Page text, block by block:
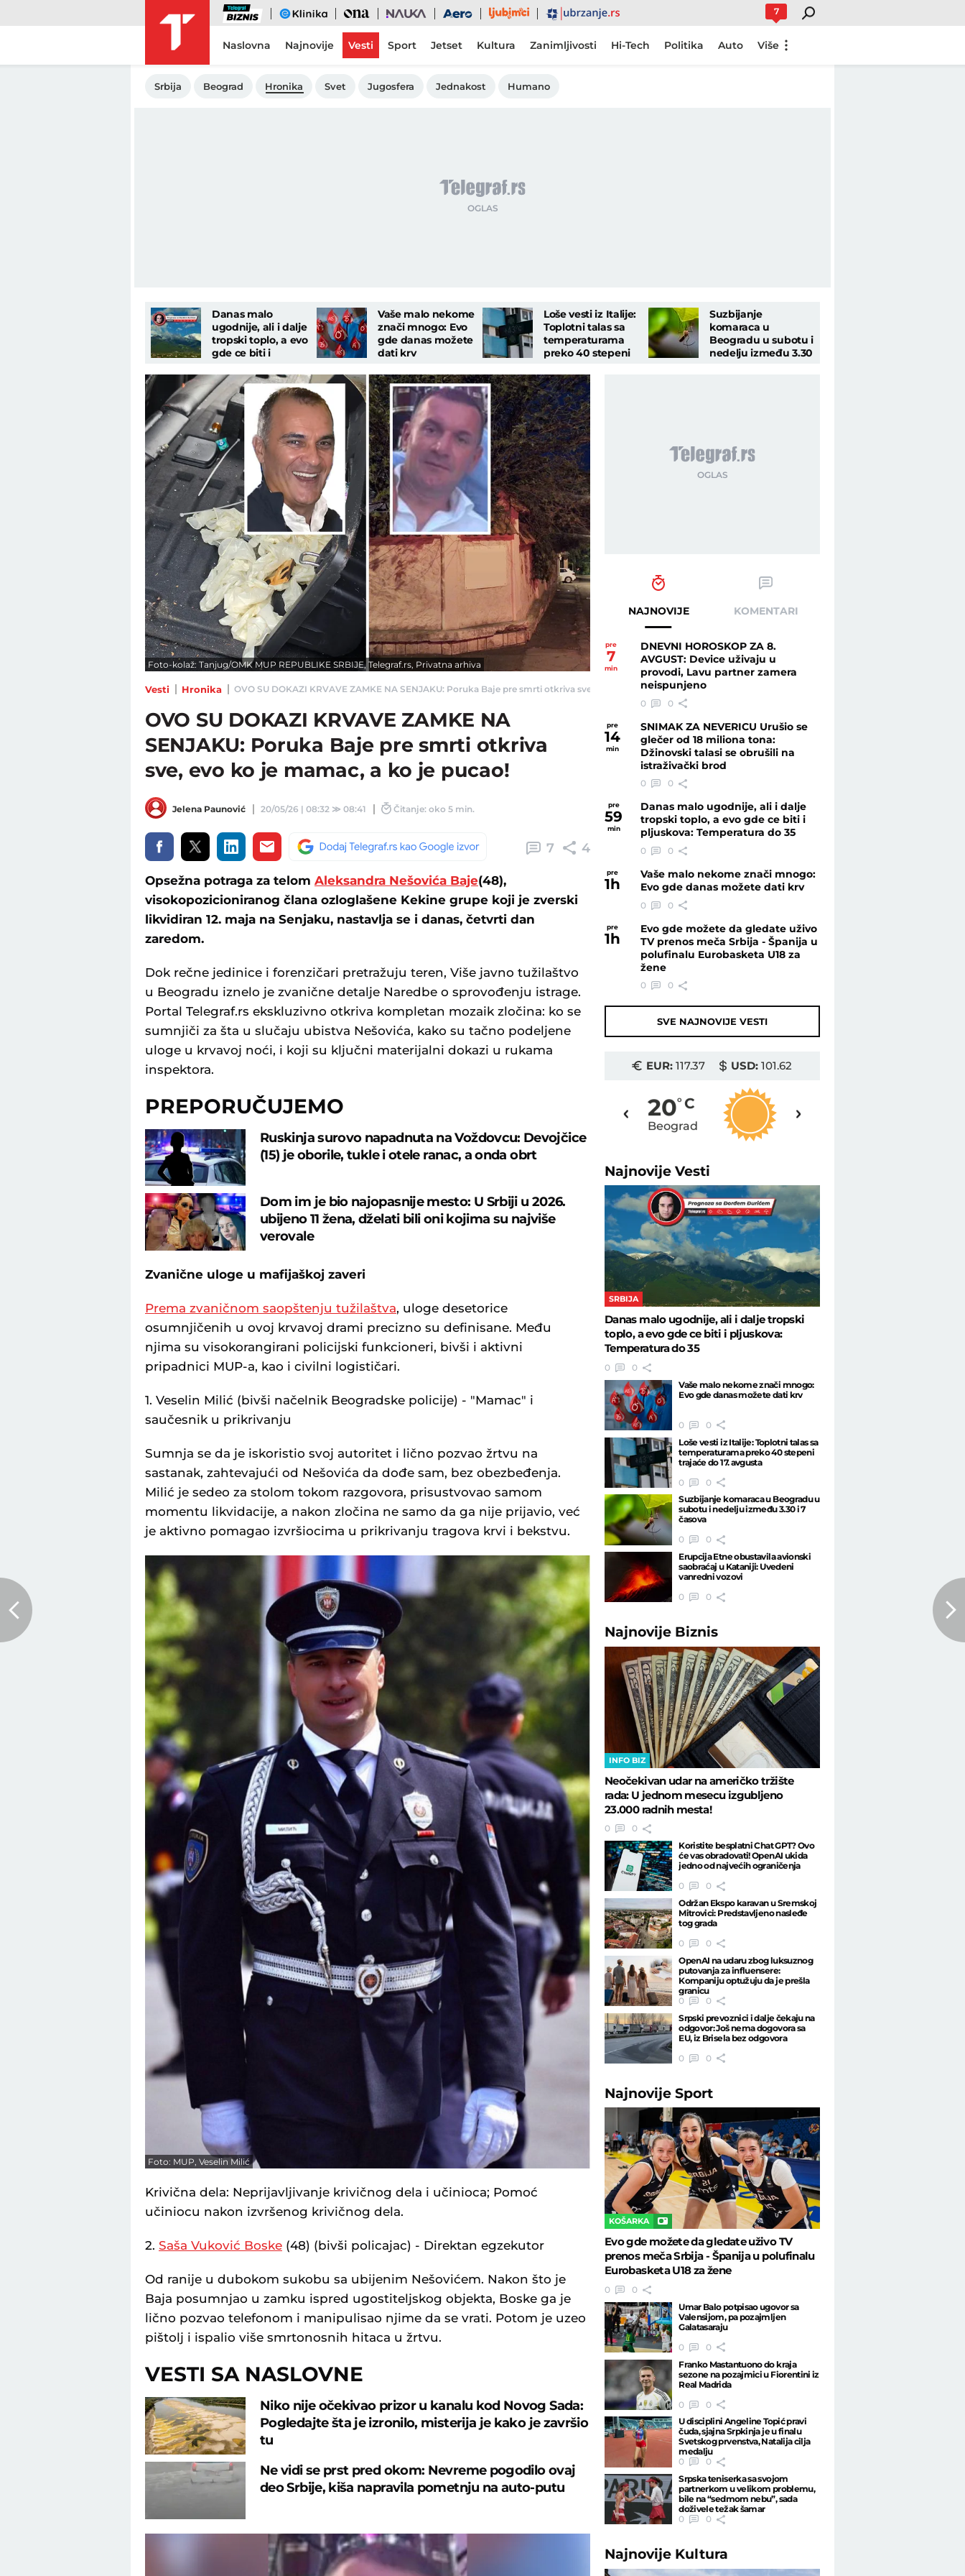
Biznis eKlinika Ona Nauka Aero Ljubimci Ubrzanje 7
Naslovna Najnovije Vesti Sport Jetset Kultura Zanimljivosti Hi-Tech Politika Auto Više
Srbija Beograd Hronika Svet Jugosfera Jednakost Humano
Danas malo
ugodnije, ali i dalje
tropski toplo, a evo
gde ce biti i
Temperatura do 35
Vaše malo nekome
znači mnogo: Evo
gde danas možete
dati krv
Loše vesti iz Italije:
Toplotni talas sa
temperaturama
preko 40 stepeni
avgusta
Suzbijanje
komaraca u
Beogradu u subotu i
nedelju između 3.30
Foto-kolaž: Tanjug/OMK MUP REPUBLIKE SRBIJE, Telegraf.rs, Privatna arhiva
Vesti Hronika OVO SU DOKAZI KRVAVE ZAMKE NA SENJAKU: Poruka Baje pre smrti otkriva sve, evo ko je mamac, a ko je pucao! - Vesti - Telegraf.rs
OVO SU DOKAZI KRVAVE ZAMKE NA
SENJAKU: Poruka Baje pre smrti otkriva
sve, evo ko je mamac, a ko je pucao!
Jelena Paunović 20/05/26 | 08:32 ≫ 08:41 Čitanje: oko 5 min.
7 4
Opsežna potraga za telom Aleksandra Nešovića Baje(48),
visokopozicioniranog člana ozloglašene Kekine grupe koji je zverski
likvidiran 12. maja na Senjaku, nastavlja se i danas, četvrti dan
zaredom.
Dok rečne jedinice i forenzičari pretražuju teren, Više javno tužilaštvo
u Beogradu iznelo je zvanične detalje Naredbe o sprovođenju istrage.
Portal Telegraf.rs ekskluzivno otkriva kompletan mozaik zločina: ko se
sumnjiči za šta u slučaju ubistva Nešovića, kako su tačno podeljene
uloge u krvavoj noći, i koji su ključni materijalni dokazi u rukama
inspektora.
PREPORUČUJEMO
Ruskinja surovo napadnuta na Voždovcu: Devojčice
(15) je oborile, tukle i otele ranac, a onda obrt
Dom im je bio najopasnije mesto: U Srbiji u 2026.
ubijeno 11 žena, dželati bili oni kojima su najviše
verovale
Zvanične uloge u mafijaškoj zaveri
Prema zvaničnom saopštenju tužilaštva, uloge desetorice
osumnjičenih u ovoj krvavoj drami precizno su definisane. Među
njima su visokorangirani policijski funkcioneri, bivši i aktivni
pripadnici MUP-a, kao i civilni logističari.
1. Veselin Milić (bivši načelnik Beogradske policije) - "Mamac" i
saučesnik u prikrivanju
Sumnja se da je iskoristio svoj autoritet i lično pozvao žrtvu na
sastanak, zahtevajući od Nešovića da dođe sam, bez obezbeđenja.
Milić je sedeo za stolom tokom razgovora, prisustvovao samom
momentu likvidacije, a nakon zločina ne samo da ga nije prijavio, već
je aktivno pomagao izvršiocima u prikrivanju tragova krvi i bekstvu.
Foto: MUP, Veselin Milić
Krivična dela: Neprijavljivanje krivičnog dela i učinioca; Pomoć
učiniocu nakon izvršenog krivičnog dela.
2. Saša Vuković Boske (48) (bivši policajac) - Direktan egzekutor
Od ranije u dubokom sukobu sa ubijenim Nešovićem. Nakon što je
Baja posumnjao u zamku ispred ugostiteljskog objekta, Boske ga je
lično pozvao telefonom i manipulisao njime da se vrati. Potom je uzeo
pištolj i ispalio više smrtonosnih hitaca u žrtvu.
VESTI SA NASLOVNE
Niko nije očekivao prizor u kanalu kod Novog Sada:
Pogledajte šta je izronilo, misterija je kako je završio
tu
Ne vidi se prst pred okom: Nevreme pogodilo ovaj
deo Srbije, kiša napravila pometnju na auto-putu
NAJNOVIJE KOMENTARI
pre
7
min
DNEVNI HOROSKOP ZA 8.
AVGUST: Device uživaju u
provodi, Lavu partner zamera
neispunjeno
0 0
pre
14
min
SNIMAK ZA NEVERICU Urušio se
glečer od 18 miliona tona:
Džinovski talasi se obrušili na
istraživački brod
0 0
pre
59
min
Danas malo ugodnije, ali i dalje
tropski toplo, a evo gde ce biti i
pljuskova: Temperatura do 35
0 0
pre
1h
Vaše malo nekome znači mnogo:
Evo gde danas možete dati krv
0 0
pre
1h
Evo gde možete da gledate uživo
TV prenos meča Srbija - Španija u
polufinalu Eurobasketa U18 za
žene
0 0
SVE NAJNOVIJE VESTI
EUR:117.37 USD: 101.62
20o C
Beograd
NajnovijeVesti
SRBIJA
Danas malo ugodnije, ali i dalje tropski
toplo, a evo gde ce biti i pljuskova:
Temperatura do 35
0
0
Vaše malo nekome znači mnogo:
Evo gde danas možete dati krv
0
0
Loše vesti iz Italije: Toplotni talas sa
temperaturama preko 40 stepeni
trajaće do 17. avgusta
0
0
Suzbijanje komaraca u Beogradu u
subotu i nedelju između 3.30 i 7
časova
0
0
Erupcija Etne obustavila avionski
saobraćaj u Kataniji: Uvedeni
vanredni vozovi
0
0
Najnovije Biznis
INFO BIZ
Neočekivan udar na američko tržište
rada: U jednom mesecu izgubljeno
23.000 radnih mesta!
0
0
Koristite besplatni Chat GPT? Ovo
će vas obradovati! OpenAI ukida
jedno od najvećih ograničenja
0
0
Održan Ekspo karavan u Sremskoj
Mitrovici: Predstavljeno nasleđe
tog grada
0
0
OpenAI na udaru zbog luksuznog
putovanja za influensere:
Kompaniju optužuju da je prešla
granicu
0
0
Srpski prevoznici i dalje čekaju na
odgovor: Još nema dogovora sa
EU, iz Brisela bez odgovora
0
0
NajnovijeSport
KOŠARKA
Evo gde možete da gledate uživo TV
prenos meča Srbija - Španija u polufinalu
Eurobasketa U18 za žene
0
0
Umar Balo potpisao ugovor sa
Valensijom, pa pozajmljen
Galatasaraju
0
0
Franko Mastantuono do kraja
sezone na pozajmici u Fiorentini iz
Real Madrida
0
0
U disciplini Angeline Topić pravi
čuda, sjajna Srpkinja je u finalu
Svetskog prvenstva, Natalija cilja
medalju
0
0
Srpska teniserka sa svojom
partnerkom u velikom problemu,
bile na “sedmom nebu”, sada
doživele težak šamar
0
0
Najnovije Kultura